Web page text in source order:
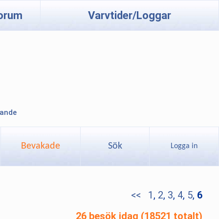
Varvtider/Loggar
Bevakade Sök Logga in
<< 1 , 2, 3, 4, 5, 6
26 besök idag (18521 totalt)